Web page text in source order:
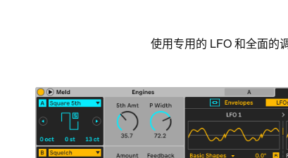
使用专用的 LFO 和全面的